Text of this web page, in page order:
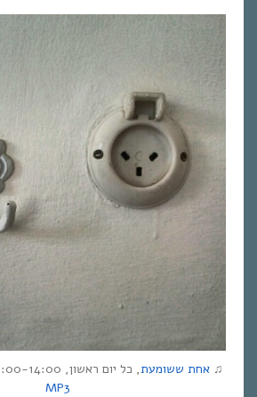
♫ אחת ששומעת, כל יום ראשון, 12:00-14:00 | ♫ להורדת
MP3